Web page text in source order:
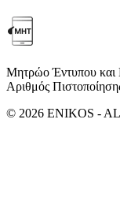
Μητρώο Έντυπου και
Αριθμός
© 2026 ENIKOS -